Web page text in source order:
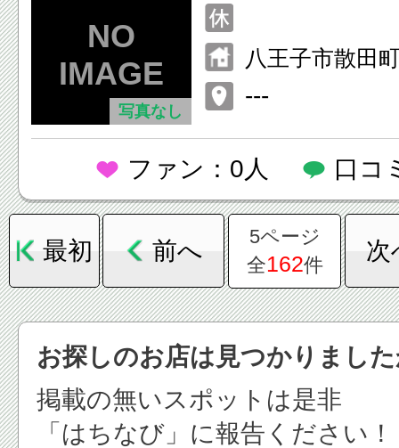
写真なし
八王子市散田
---
ファン：0人 口コ
最初 前へ
5ページ
全162件
次
お探しのお店は見つかりまし
掲載の無いスポットは是非
「はちなび」に報告ください！